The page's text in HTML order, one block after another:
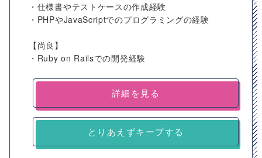
・仕様書やテストケースの作成経験
・PHPやJavaScriptでのプログラミングの経験
【尚良】
・Ruby on Railsでの開発経験
詳細を見る
とりあえずキープする